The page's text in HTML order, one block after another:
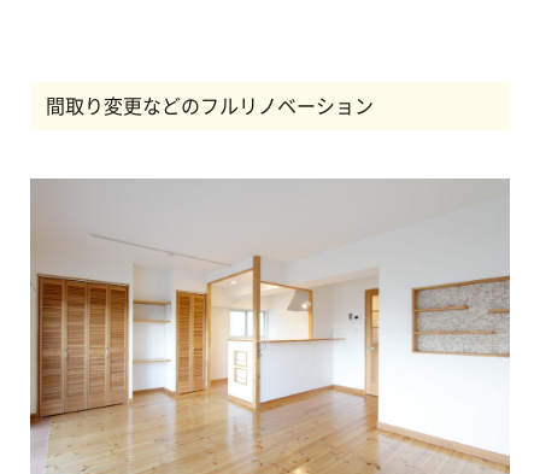
間取り変更などのフルリノベーション